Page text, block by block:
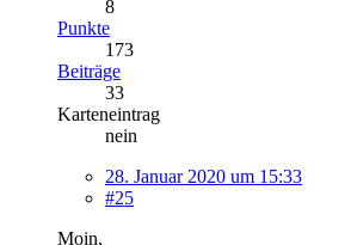
8
Punkte
173
Beiträge
33
Karteneintrag
nein
28. Januar 2020 um 15:33
#25
Moin,